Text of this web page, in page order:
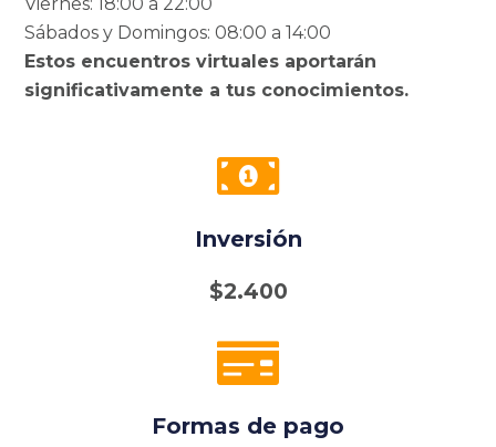
Sábados y Domingos: 08:00 a 14:00
Estos encuentros virtuales aportarán
significativamente a tus conocimientos.
Inversión
$2.400
Formas de pago